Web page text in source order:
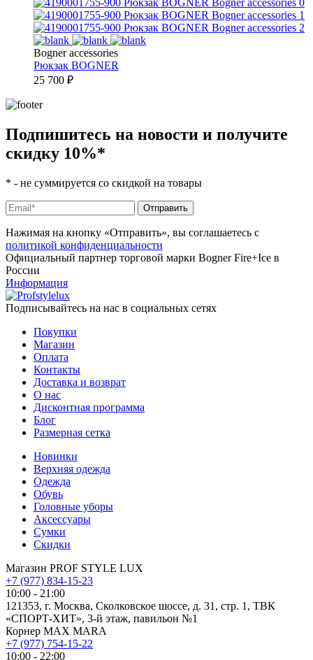
Bogner accessories
Рюкзак BOGNER
25 700 ₽
Подпишитесь на новости и получите
скидку 10%*
* - не суммируется со скидкой на товары
Нажимая на кнопку «Отправить», вы соглашаетесь с
политикой конфиденциальности
Официальный партнер торговой марки Bogner Fire+Ice в
России
Информация
Подписывайтесь на нас в социальных сетях
Покупки
Магазин
Оплата
Контакты
Доставка и возврат
О нас
Дисконтная программа
Блог
Размерная сетка
Новинки
Верхняя одежда
Одежда
Обувь
Головные уборы
Аксессуары
Сумки
Скидки
Магазин PROF STYLE LUX
+7 (977) 834-15-23
10:00 - 21:00
121353, г. Москва, Сколковское шоссе, д. 31, стр. 1, ТВК
«СПОРТ-ХИТ», 3-й этаж, павильон №1
Корнер MAX MARA
+7 (977) 754-15-22
10:00 - 22:00